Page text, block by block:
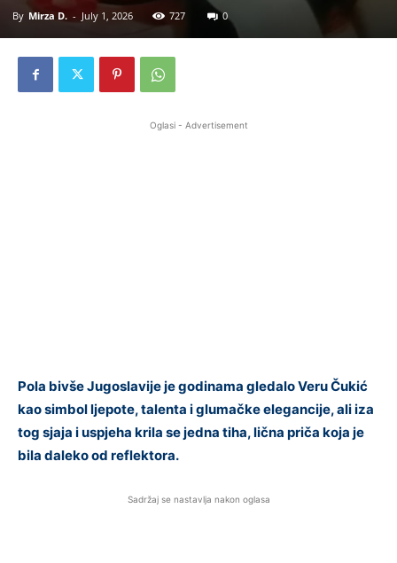
By Mirza D. - July 1, 2026 727 0
Oglasi - Advertisement
Pola bivše Jugoslavije je godinama gledalo Veru Čukić
kao simbol ljepote, talenta i glumačke elegancije, ali iza
tog sjaja i uspjeha krila se jedna tiha, lična priča koja je
bila daleko od reflektora.
Sadržaj se nastavlja nakon oglasa